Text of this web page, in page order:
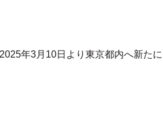
年3月10日より東京都内へ新た